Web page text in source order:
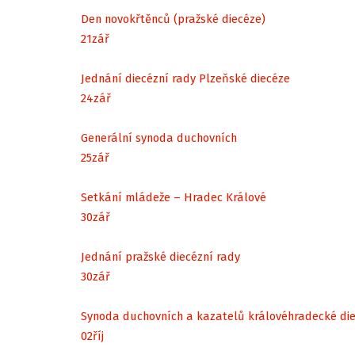
Den novokřtěnců (pražské diecéze)
21zář
Jednání diecézní rady Plzeňské diecéze
24zář
Generální synoda duchovních
25zář
Setkání mládeže – Hradec Králové
30zář
Jednání pražské diecézní rady
30zář
Synoda duchovních a kazatelů královéhradecké
02říj